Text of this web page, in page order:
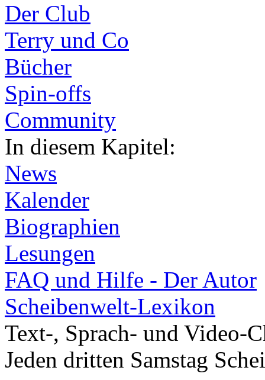
Der Club
Terry und Co
Bücher
Spin-offs
Community
In diesem Kapitel:
News
Kalender
Biographien
Lesungen
FAQ und Hilfe - Der Autor
Scheibenwelt-Lexikon
Text-, Sprach- und Video-
Jeden dritten Samstag